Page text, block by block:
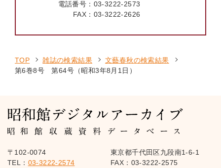
電話番号： 03-3222-2573
FAX： 03-3222-2626
TOP 雑誌の検索結果
文藝春秋の検索結果
第6巻8号 第64号（昭和3年8月1日）
〒102-0074
東京都千代田区九段南1-6-1
TEL： 03-3222-2574 FAX：03-3222-2575